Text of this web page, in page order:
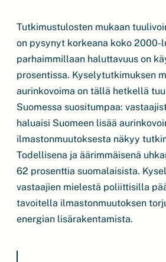
Tutkimustulosten mukaan
on pysynyt korkeana koko 2000-
parhaimmillaan haluttavuus on
prosentissa. Kyselytutkimuksen
aurinkovoima on tällä hetkellä
Suomessa suositumpaa:
haluaisi Suomeen lisää
ilmastonmuutoksesta näkyy
Todellisena ja äärimmäisenä
62 prosenttia suomalaisista.
vastaajien mielestä poliittisilla
tavoitella ilmastonmuutoksen
energian lisärakentamista.